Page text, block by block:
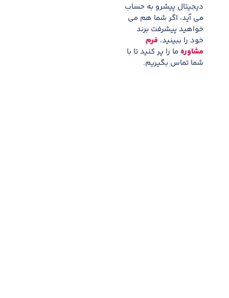
دیجیتال پیشرو به حساب
می آید، اگر شما هم می
خواهید پیشرفت برند
خود را ببینید، فرم
مشاوره ما را پر کنید تا با
شما تماس بگیریم.